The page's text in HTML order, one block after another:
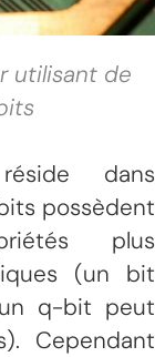
utilisant de
dans
possèdent
plus
(un bit
q-bit peut
Cependant